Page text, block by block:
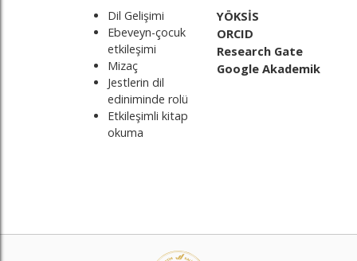
Dil Gelişimi
Ebeveyn-çocuk
etkileşimi
Mizaç
Jestlerin dil
ediniminde rolü
Etkileşimli kitap
okuma
YÖKSİS
ORCID
Research Gate
Google Akademik